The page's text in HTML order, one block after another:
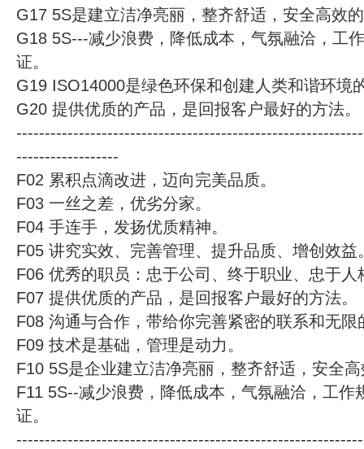
G17 5S是建立洁净亮丽，整齐舒适，安全高效
G18 5S---减少浪费，降低成本，气氛融洽，工
证。
G19 ISO14000是绿色环保和创建人类和谐环境
G20 提供优质的产品，是回报客户最好的方法。
------------------
F02 累积点滴改进，迈向完美品质。
F03 一丝之差，优劣分家。
F04 手连手，发扬优质精神。
F05 讲究实效、完善管理、提升品质、增创效益
F06 优秀的职员：忠于公司、终于职业、忠于人
F07 提供优质的产品，是回报客户最好的方法。
F08 沟通与合作，带给你完善紧密的联系和无限
F09 技术是基础，管理是动力。
F10 5S是企业建立洁净亮丽，整齐舒适，安全
F11 5S--减少浪费，降低成本，气氛融洽，工作
证。